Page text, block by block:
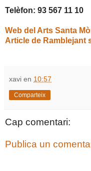
Telèfon: 93 567 11 10
Web del Arts Santa
Article de Ramblejant
xavi en 10:57
Comparteix
Cap comentari:
Publica un